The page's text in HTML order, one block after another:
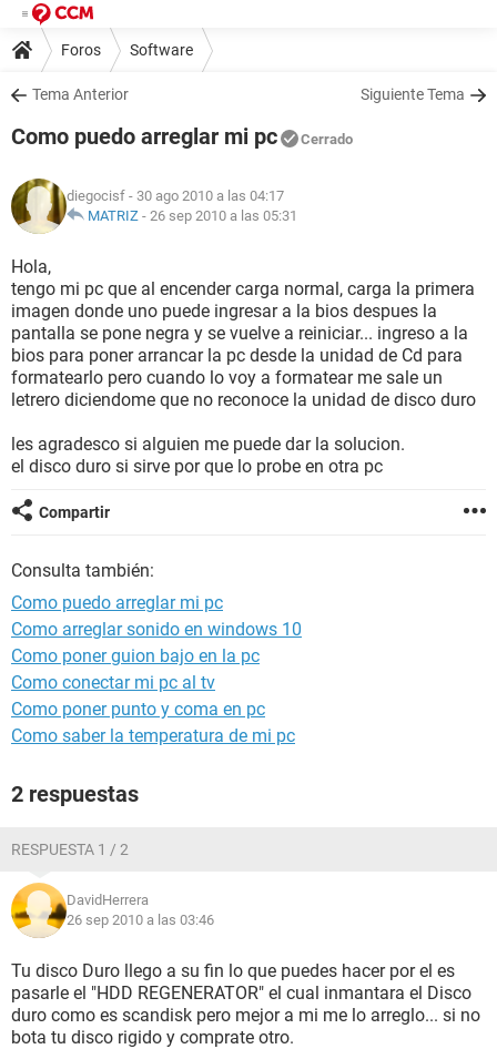
Foros Software
Tema Anterior Siguiente Tema
Como puedo arreglar mi pc Cerrado
diegocisf - 30 ago 2010 a las 04:17
MATRIZ - 26 sep 2010 a las 05:31
Hola,
tengo mi pc que al encender carga normal, carga la primera
imagen donde uno puede ingresar a la bios despues la
pantalla se pone negra y se vuelve a reiniciar... ingreso a la
bios para poner arrancar la pc desde la unidad de Cd para
formatearlo pero cuando lo voy a formatear me sale un
letrero diciendome que no reconoce la unidad de disco duro
les agradesco si alguien me puede dar la solucion.
el disco duro si sirve por que lo probe en otra pc
Compartir
Consulta también:
Como puedo arreglar mi pc
Como arreglar sonido en windows 10
Como poner guion bajo en la pc
Como conectar mi pc al tv
Como poner punto y coma en pc
Como saber la temperatura de mi pc
2 respuestas
RESPUESTA 1 / 2
DavidHerrera
26 sep 2010 a las 03:46
Tu disco Duro llego a su fin lo que puedes hacer por el es
pasarle el "HDD REGENERATOR" el cual inmantara el Disco
duro como es scandisk pero mejor a mi me lo arreglo... si no
bota tu disco rigido y comprate otro.